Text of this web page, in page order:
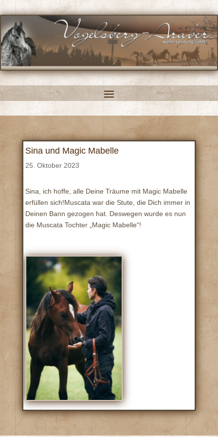
Sina und Magic Mabelle
25. Oktober 2023
Sina, ich hoffe, alle Deine Träume mit Magic Mabelle
erfüllen sich!Muscata war die Stute, die Dich immer in
Deinen Bann gezogen hat. Deswegen wurde es nun
die Muscata Tochter „Magic Mabelle“!